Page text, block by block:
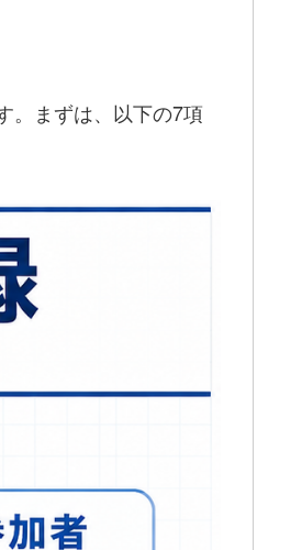
。まずは、以下の7項